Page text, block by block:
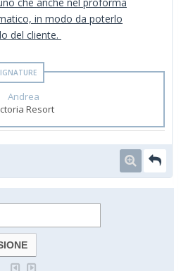
in modo da poterlo
del cliente.
Andrea
Resort